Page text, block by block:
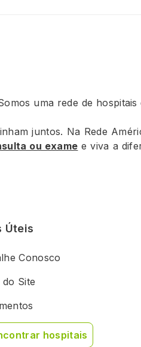
uma rede de
juntos. Na Rede
ou exame e viva a
Úteis
Conosco
Site
hospitais